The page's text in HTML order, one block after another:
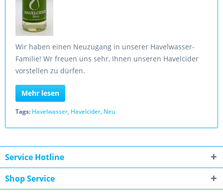
Wir haben einen Neuzugang in unserer Havelwasser-
Familie! Wr freuen uns sehr, Ihnen unseren Havelcider
vorstellen zu dürfen.
Mehr lesen
Tags: Havelwasser, Havelcider, Neu
Service Hotline
Shop Service